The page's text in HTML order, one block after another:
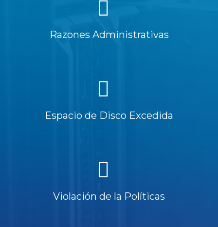
Razones Administrativas
Espacio de Disco Excedida
Violación de la Políticas